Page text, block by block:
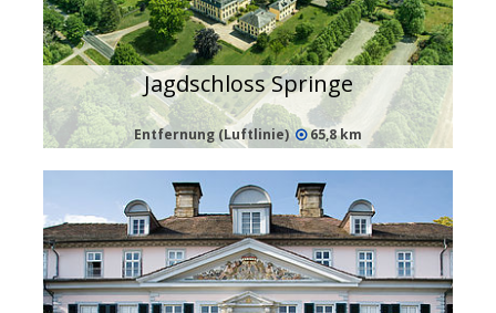
Jagdschloss Springe
Entfernung (Luftlinie) 65,8 km